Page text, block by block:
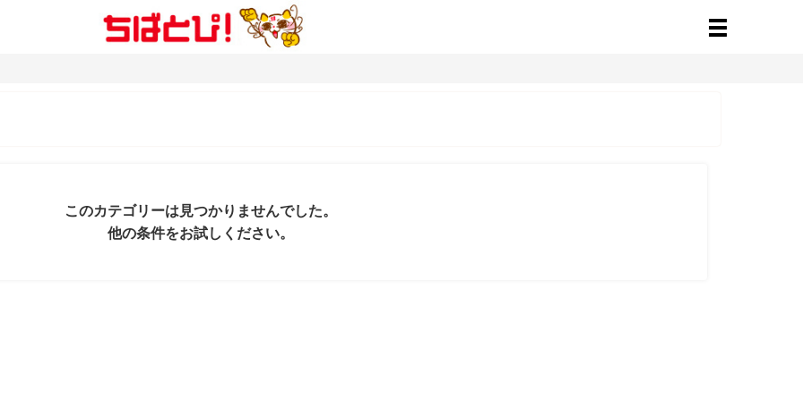
このカテゴリーは見つかりませんでした。
他の条件をお試しください。